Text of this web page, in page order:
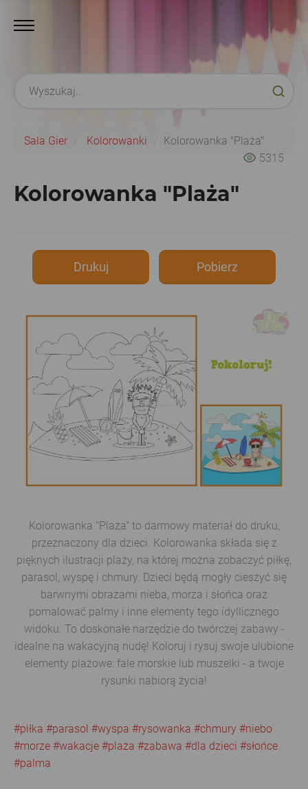
Sala Gier Kolorowanki
Kolorowanka "Plaża"
5315
Kolorowanka "Plaża"
Drukuj Pobierz
Kolorowanka "Plaża" to darmowy materiał do druku,
przeznaczony dla dzieci. Kolorowanka składa się z
pięknych ilustracji plaży, na której można zobaczyć piłkę,
parasol, wyspę i chmury. Dzieci będą mogły cieszyć się
barwnymi obrazami nieba, morza i słońca oraz
pomalować palmy i inne elementy tego idyllicznego
widoku. To doskonałe narzędzie do twórczej zabawy -
idealne na wakacyjną nudę! Koloruj i rysuj swoje ulubione
elementy plażowe: fale morskie lub muszelki - a twoje
rysunki nabiorą życia!
#piłka #parasol #wyspa #rysowanka #chmury #niebo
#morze #wakacje #plaża #zabawa #dla dzieci #słońce
#palma